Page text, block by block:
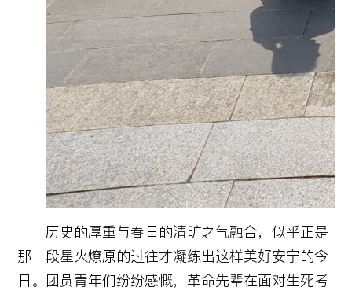
历史的厚重与春日的清旷之气融合，似乎正是
那一段星火燎原的过往才凝练出这样美好安宁的今
日。团员青年们纷纷感慨，革命先辈在面对生死考